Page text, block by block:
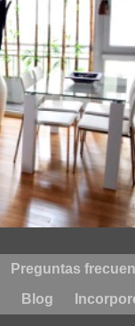
Preguntas
Blog